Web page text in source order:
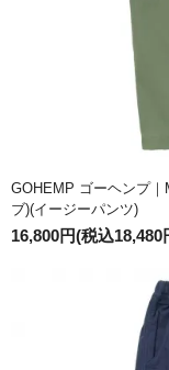
GOHEMP ゴーヘンプ
ブ)(イージーパンツ)
16,800円(税込18,480